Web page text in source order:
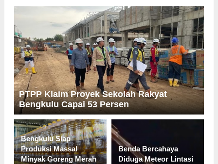
PTPP Klaim Proyek Sekolah Rakyat
Bengkulu Capai 53 Persen
Bengkulu Siap
Produksi Massal
Minyak Goreng Merah
Benda Bercahaya
Diduga Meteor Lintasi